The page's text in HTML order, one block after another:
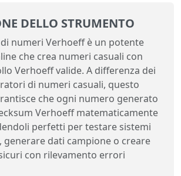
DELLO STRUMENTO
numeri Verhoeff è un potente
che crea numeri casuali con
Verhoeff valide. A differenza dei
di numeri casuali, questo
che ogni numero generato
Verhoeff matematicamente
perfetti per testare sistemi
generare dati campione o creare
con rilevamento errori